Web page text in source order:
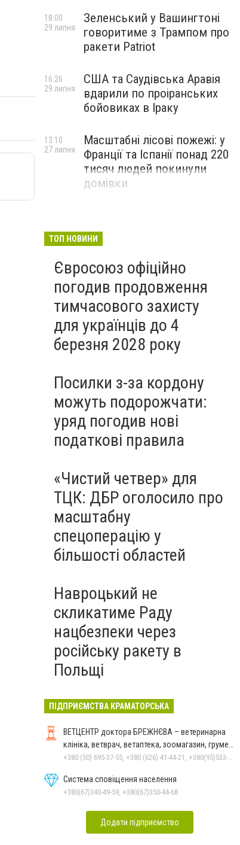
Зеленський у Вашингтоні
говоритиме з Трампом про
ракети Patriot
18:00
29 липня
США та Саудівська Аравія
вдарили по проіранських
бойовиках в Іраку
16:26
29 липня
Масштабні лісові пожежі: у
Франції та Іспанії понад 220
тисяч людей покинули
домівки
13:10
27 липня
ТОП НОВИНИ
Євросоюз офіційно
погодив продовження
тимчасового захисту
для українців до 4
березня 2028 року
Посилки з-за кордону
можуть подорожчати:
уряд погодив нові
податкові правила
«Чистий четвер» для
ТЦК: ДБР оголосило про
масштабну
спецоперацію у
більшості областей
Навроцький не
скликатиме Раду
нацбезпеки через
російську ракету в
Польщі
ПІДПРИЄМСТВА КРАМАТОРСЬКА
ВЕТЦЕНТР доктора БРЕЖНЄВА – ветеринарна
клініка, ветврач, ветаптека, зоомагазин, грумер,
стрижки.
+380 (50) 695-37-55, +380 (626) 41-44-21, +380(95)533-90-03
Система сповіщення населення
+380(67)340-49-59, +380(67)350-44-68
Додати підприємство